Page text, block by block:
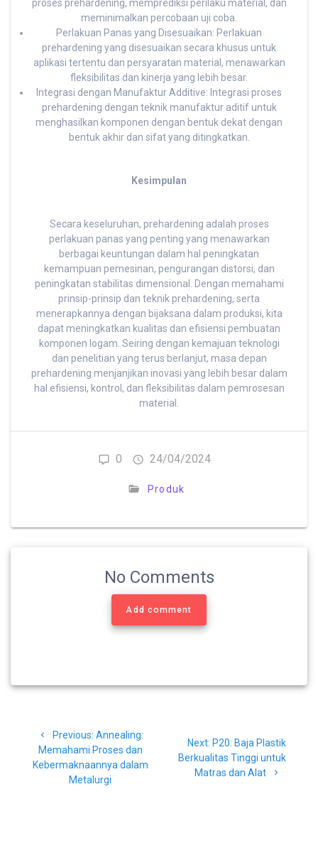
proses prehardening, memprediksi perilaku material, dan
meminimalkan percobaan uji coba.
Perlakuan Panas yang Disesuaikan: Perlakuan
prehardening yang disesuaikan secara khusus untuk
aplikasi tertentu dan persyaratan material, menawarkan
fleksibilitas dan kinerja yang lebih besar.
Integrasi dengan Manufaktur Additive: Integrasi proses
prehardening dengan teknik manufaktur aditif untuk
menghasilkan komponen dengan bentuk dekat dengan
bentuk akhir dan sifat yang ditingkatkan.
Kesimpulan
Secara keseluruhan, prehardening adalah proses
perlakuan panas yang penting yang menawarkan
berbagai keuntungan dalam hal peningkatan
kemampuan pemesinan, pengurangan distorsi, dan
peningkatan stabilitas dimensional. Dengan memahami
prinsip-prinsip dan teknik prehardening, serta
menerapkannya dengan bijaksana dalam produksi, kita
dapat meningkatkan kualitas dan efisiensi pembuatan
komponen logam. Seiring dengan kemajuan teknologi
dan penelitian yang terus berlanjut, masa depan
prehardening menjanjikan inovasi yang lebih besar dalam
hal efisiensi, kontrol, dan fleksibilitas dalam pemrosesan
material.
0 24/04/2024
Produk
No Comments
Add comment
posPrevious: Previous
post:
Annealing:
Memahami Proses dan
Kebermaknaannya dalam
Metalurgi
Next: Next
post:
P20: Baja Plastik
Berkualitas Tinggi untuk
Matras dan Alat